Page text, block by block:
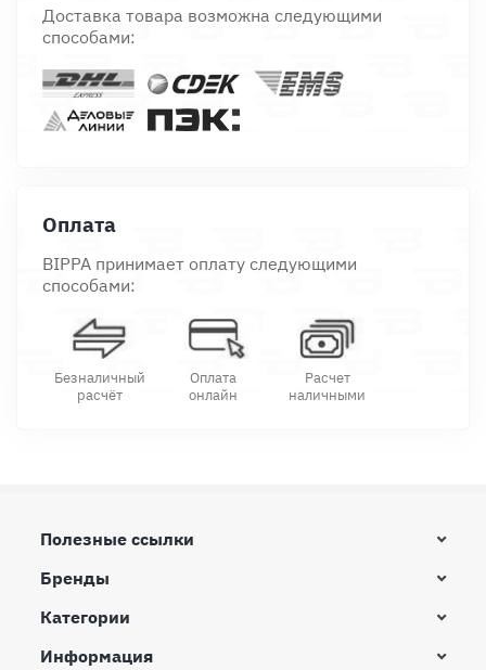
Доставка товара возможна следующими
способами:
Оплата
BIPPA принимает оплату следующими
способами:
Безналичный
расчёт
Оплата
онлайн
Расчет
наличными
Полезные ссылки
Бренды
Категории
Информация